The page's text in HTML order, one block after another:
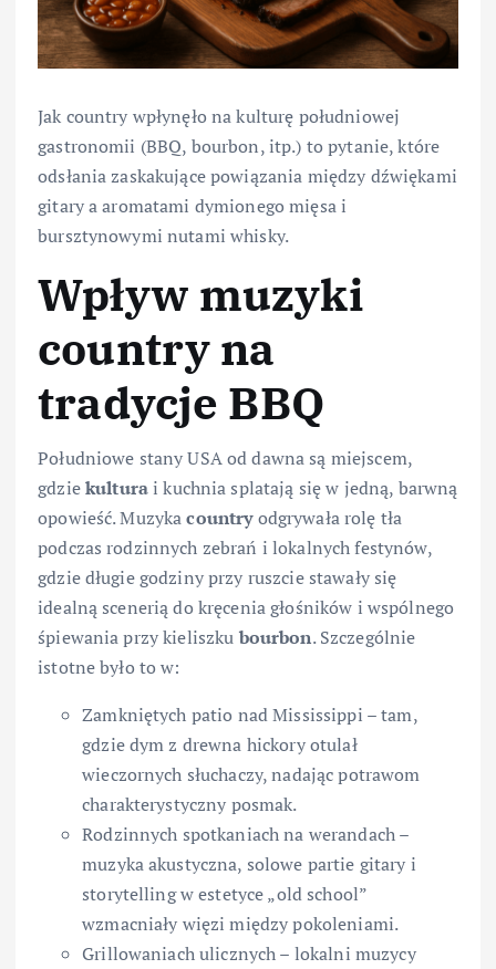
Jak country wpłynęło na kulturę południowej
gastronomii (BBQ, bourbon, itp.) to pytanie, które
odsłania zaskakujące powiązania między dźwiękami
gitary a aromatami dymionego mięsa i
bursztynowymi nutami whisky.
Wpływ muzyki
countryna
tradycje BBQ
Południowe stany USA od dawna są miejscem,
gdziekulturai kuchnia splatają się w jedną, barwną
opowieść. Muzykacountryodgrywała rolę tła
podczas rodzinnych zebrań i lokalnych festynów,
gdzie długie godziny przy ruszcie stawały się
idealną scenerią do kręcenia głośników i wspólnego
śpiewania przy kieliszku bourbon. Szczególnie
istotne było to w:
Zamkniętych patio nad Mississippi – tam,
gdzie dym z drewna hickory otulał
wieczornych słuchaczy, nadając potrawom
charakterystyczny posmak.
Rodzinnych spotkaniach na werandach –
muzyka akustyczna, solowe partie gitary i
storytelling w estetyce „old school”
wzmacniały więzi między pokoleniami.
Grillowaniach ulicznych – lokalni muzycy